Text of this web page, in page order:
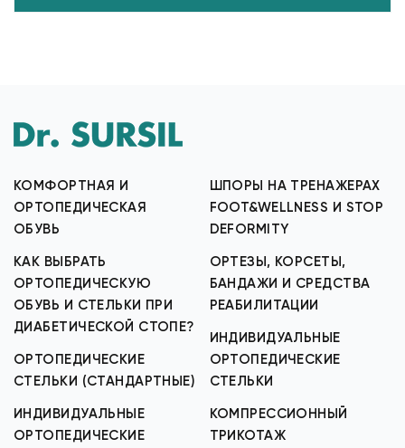
КОМФОРТНАЯ И
ОРТОПЕДИЧЕСКАЯ
ОБУВЬ
КАК ВЫБРАТЬ
ОРТОПЕДИЧЕСКУЮ
ОБУВЬ И СТЕЛЬКИ ПРИ
ДИАБЕТИЧЕСКОЙ СТОПЕ?
ОРТОПЕДИЧЕСКИЕ
СТЕЛЬКИ (СТАНДАРТНЫЕ)
ИНДИВИДУАЛЬНЫЕ
ОРТОПЕДИЧЕСКИЕ
ШПОРЫ НА ТРЕНАЖЕРАХ
FOOT&WELLNESS И STOP
DEFORMITY
ОРТЕЗЫ, КОРСЕТЫ,
БАНДАЖИ И СРЕДСТВА
РЕАБИЛИТАЦИИ
ИНДИВИДУАЛЬНЫЕ
ОРТОПЕДИЧЕСКИЕ
СТЕЛЬКИ
КОМПРЕССИОННЫЙ
ТРИКОТАЖ